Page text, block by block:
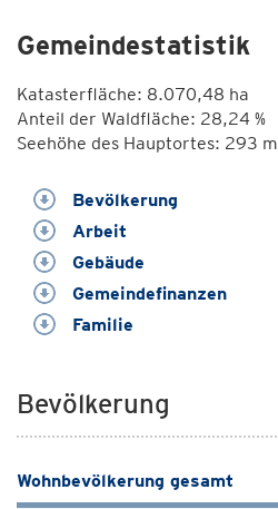
Gemeindestatistik
Katasterfläche: 8.070,48 ha
Anteil der Waldfläche: 28,24 %
Seehöhe des Hauptortes: 293 m
Bevölkerung
Arbeit
Gebäude
Gemeindefinanzen
Familie
Bevölkerung
Wohnbevölkerung gesamt